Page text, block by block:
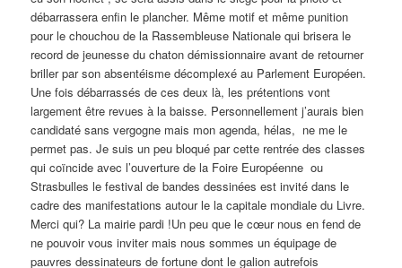
débarrassera enfin le plancher. Même motif et même punition
pour le chouchou de la Rassembleuse Nationale qui brisera le
record de jeunesse du chaton démissionnaire avant de retourner
briller par son absentéisme décomplexé au Parlement Européen.
Une fois débarrassés de ces deux là, les prétentions vont
largement être revues à la baisse. Personnellement j’aurais bien
candidaté sans vergogne mais mon agenda, hélas, ne me le
permet pas. Je suis un peu bloqué par cette rentrée des classes
qui coïncide avec l’ouverture de la Foire Européenne ou
Strasbulles le festival de bandes dessinées est invité dans le
cadre des manifestations autour le la capitale mondiale du Livre.
Merci qui? La mairie pardi !Un peu que le cœur nous en fend de
ne pouvoir vous inviter mais nous sommes un équipage de
pauvres dessinateurs de fortune dont le galion autrefois